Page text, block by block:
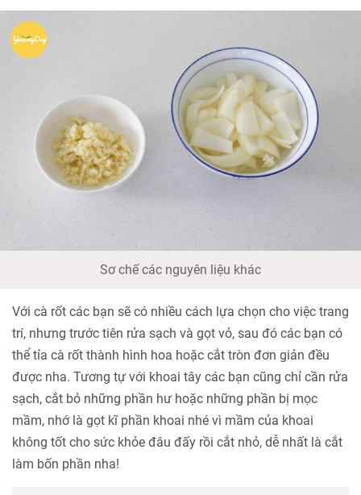
Sơ chế các nguyên liệu khác
Với cà rốt các bạn sẽ có nhiều cách lựa chọn cho việc trang
trí, nhưng trước tiên rửa sạch và gọt vỏ, sau đó các bạn có
thể tỉa cà rốt thành hình hoa hoặc cắt tròn đơn giản đều
được nha. Tương tự với khoai tây các bạn cũng chỉ cần rửa
sạch, cắt bỏ những phần hư hoặc những phần bị mọc
mầm, nhớ là gọt kĩ phần khoai nhé vì mầm của khoai
không tốt cho sức khỏe đâu đấy rồi cắt nhỏ, dễ nhất là cắt
làm bốn phần nha!